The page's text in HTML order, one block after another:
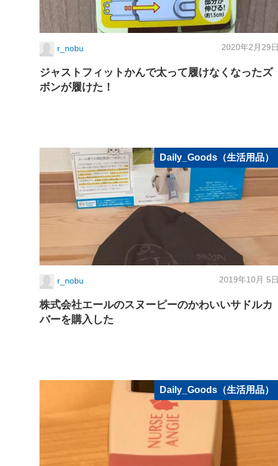
r_nobu 2020年2月29日
ジャストフィットかんで太って履けなくなったズ
ボンが履けた！
Daily_Goods（生活用品）
r_nobu 2019年10月 5日
株式会社エールのスヌーピーのかわいいサドルカ
バーを購入した
Daily_Goods（生活用品）